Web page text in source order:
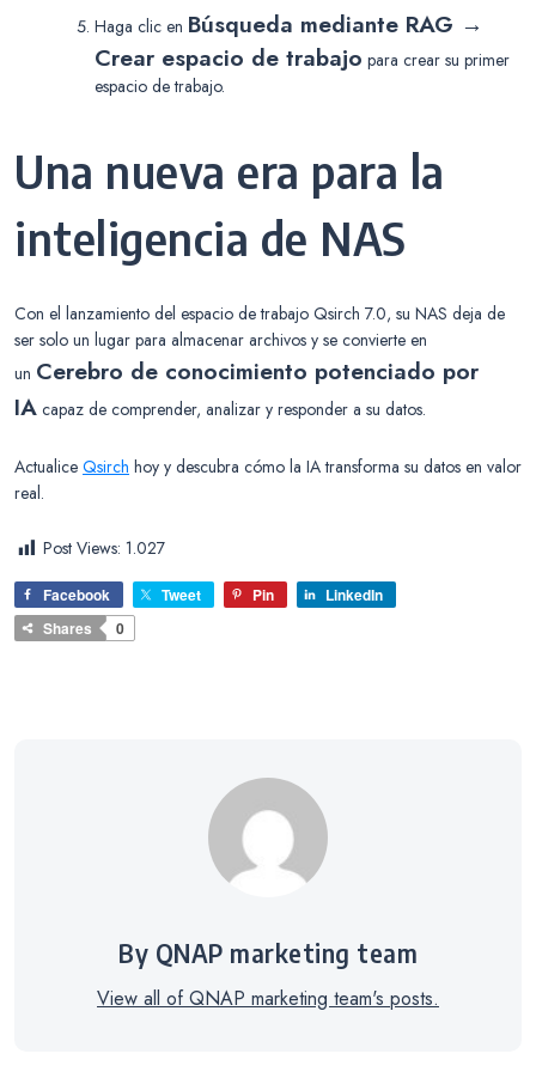
Haga clic en Búsqueda mediante RAG →
Crear espacio de trabajo para crear su primer
espacio de trabajo.
Una nueva era para la
inteligencia de NAS
Con el lanzamiento del espacio de trabajo Qsirch 7.0, su NAS deja de
ser solo un lugar para almacenar archivos y se convierte en
un Cerebro de conocimiento potenciado por
IA capaz de comprender, analizar y responder a su datos.
Actualice Qsirch hoy y descubra cómo la IA transforma su datos en valor
real.
Post Views: 1.027
Facebook Tweet Pin
LinkedIn
Shares
0
By QNAP marketing team
View all of QNAP marketing team's posts.